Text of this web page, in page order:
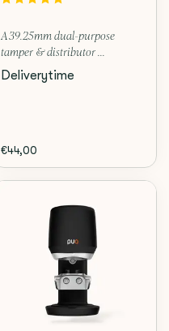
A 39.25mm dual-purpose
tamper & distributor ...
Deliverytime
€44,00